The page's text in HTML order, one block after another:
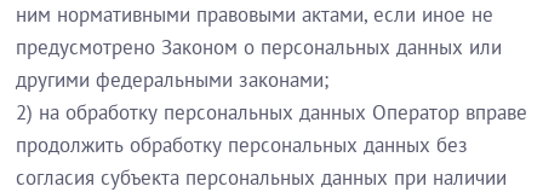
ним нормативными правовыми актами, если иное не
предусмотрено Законом о персональных данных или
другими федеральными законами;
2) на обработку персональных данных Оператор вправе
продолжить обработку персональных данных без
согласия субъекта персональных данных при наличии